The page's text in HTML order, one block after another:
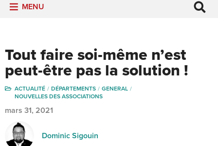
MENU
Tout faire soi-même n’est
peut-être pas la solution !
ACTUALITÉ DÉPARTEMENTS
GENERAL
NOUVELLES DES ASSOCIATIONS
mars 31, 2021
Dominic Sigouin